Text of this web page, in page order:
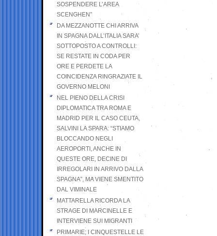
SOSPENDERE L’AREA
SCENGHEN”
DA MEZZANOTTE CHI ARRIVA
IN SPAGNA DALL’ITALIA SARA’
SOTTOPOSTO A CONTROLLI:
SE RESTATE IN CODA PER
ORE E PERDETE LA
COINCIDENZA RINGRAZIATE IL
GOVERNO MELONI
NEL PIENO DELLA CRISI
DIPLOMATICA TRA ROMA E
MADRID PER IL CASO CEUTA,
SALVINI LA SPARA: “STIAMO
BLOCCANDO NEGLI
AEROPORTI, ANCHE IN
QUESTE ORE, DECINE DI
IRREGOLARI IN ARRIVO DALLA
SPAGNA”, MA VIENE SMENTITO
DAL VIMINALE
MATTARELLA RICORDA LA
STRAGE DI MARCINELLE E
INTERVIENE SUI MIGRANTI
PRIMARIE; I CINQUESTELLE LE